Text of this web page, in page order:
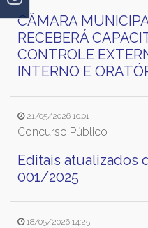
CÂMARA
RECEBERÁ
CONTROLE
INTERNO E
21/05/2026 10:01
Concurso Público
Editais atualizados
001/2025
18/05/2026 14:25